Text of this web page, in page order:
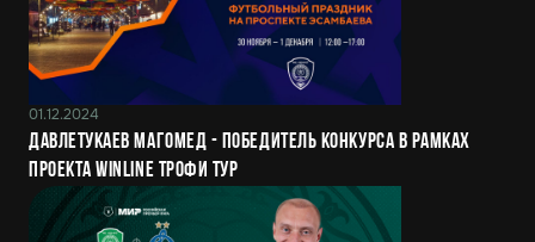
01.12.2024
Давлетукаев Магомед - победитель конкурса в рамках
проекта Winline Трофи Тур